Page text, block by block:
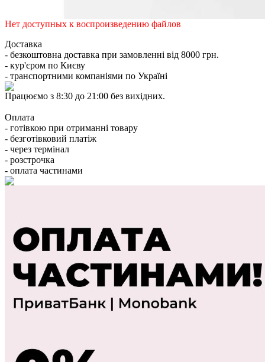
Нет доступных к воспроизведению файлов
Доставка
- безкоштовна доставка при замовленні від 8000 грн.
- кур'єром по Києву
- транспортними компаніями по Україні
Працюємо з 8:30 до 21:00 без вихідних.
Оплата
- готівкою при отриманні товару
- безготівковий платіж
- через термінал
- розстрочка
- оплата частинами